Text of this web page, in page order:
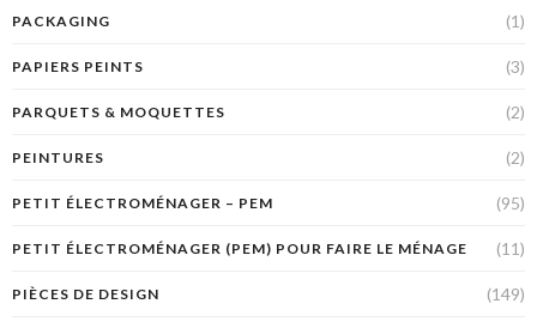
PACKAGING (1)
PAPIERS PEINTS (3)
PARQUETS & MOQUETTES (2)
PEINTURES (2)
PETIT ÉLECTROMÉNAGER – PEM (95)
PETIT ÉLECTROMÉNAGER (PEM) POUR FAIRE LE MÉNAGE (11)
PIÈCES DE DESIGN (149)